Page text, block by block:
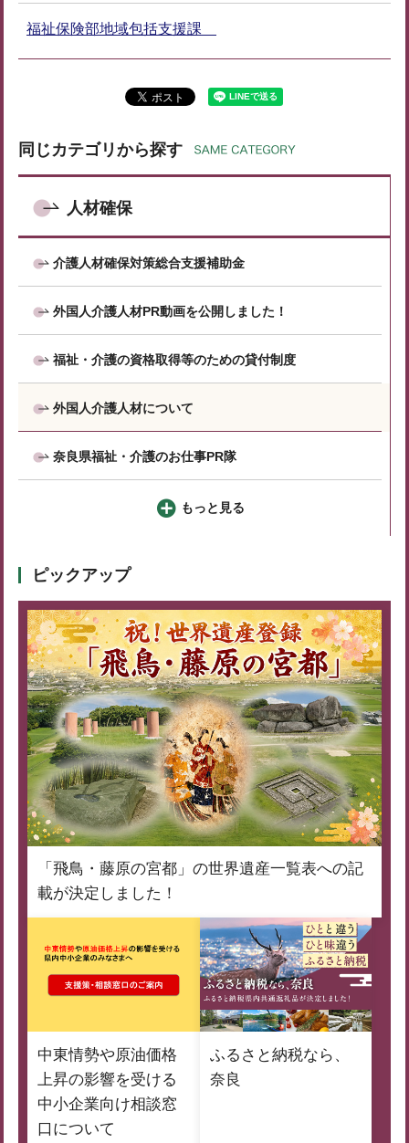
福祉保険部地域包括支援課
同じカテゴリから探す
人材確保
介護人材確保対策総合支援補助金
外国人介護人材PR動画を公開しました！
福祉・介護の資格取得等のための貸付制度
外国人介護人材について
奈良県福祉・介護のお仕事PR隊
もっと見る
ピックアップ
「飛鳥・藤原の宮都」の世界遺産一覧表への記
載が決定しました！
中東情勢や原油価格
上昇の影響を受ける
中小企業向け相談窓
口について
ふるさと納税なら、
奈良